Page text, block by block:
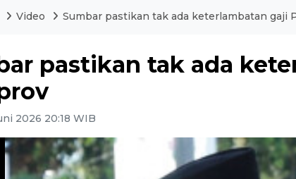
Video Sumbar pastikan tak ada keterlambatan gaji
pastikan tak ada
2026 20:18 WIB